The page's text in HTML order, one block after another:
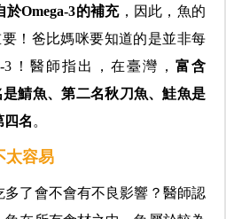
Omega-3的補充，因此，魚的
要！爸比媽咪要知道的是並非每
！ 醫師指出，在臺灣， 富含
是鯖魚、第二名秋刀魚、鮭魚是
四名 。
太容易
了會不會有不良影響？ 醫師認